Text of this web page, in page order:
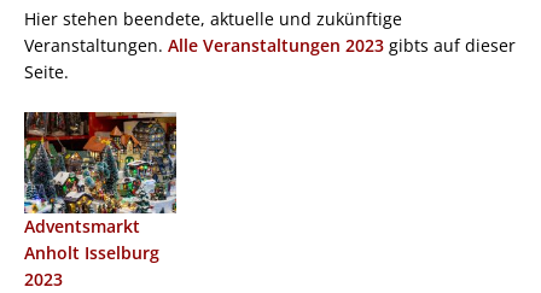
Hier stehen beendete, aktuelle und zukünftige
Veranstaltungen. Alle Veranstaltungen 2023 gibts auf dieser
Seite.
Adventsmarkt
Anholt Isselburg
2023